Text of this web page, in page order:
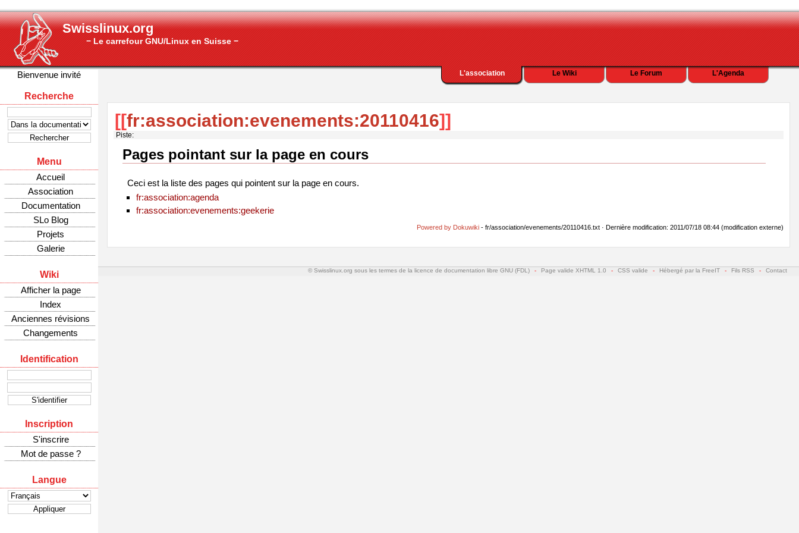
Swisslinux.org
− Le carrefour GNU/Linux en Suisse −
L'Agenda
Le Forum
Le Wiki
L'association
Bienvenue invité
Recherche
Menu
Accueil
Association
Documentation
SLo Blog
Projets
Galerie
Wiki
Afficher la page
Index
Anciennes révisions
Changements
Identification
Inscription
S'inscrire
Mot de passe ?
Langue
[[fr:association:evenements:20110416]]
Piste:
Pages pointant sur la page en cours
Ceci est la liste des pages qui pointent sur la page en cours.
fr:association:agenda
fr:association:evenements:geekerie
Powered by Dokuwiki - fr/association/evenements/20110416.txt · Dernière modification: 2011/07/18 08:44 (modification externe)
© Swisslinux.org sous les termes de la licence de documentation libre GNU (FDL) - Page valide XHTML 1.0 - CSS valide - Hébergé par la FreeIT - Fils RSS - Contact